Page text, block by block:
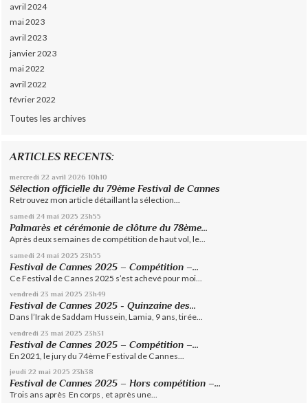
avril 2024
mai 2023
avril 2023
janvier 2023
mai 2022
avril 2022
février 2022
Toutes les archives
ARTICLES RECENTS:
mercredi 22 avril 2026 10h10
Sélection officielle du 79ème Festival de Cannes
Retrouvez mon article détaillant la sélection...
samedi 24 mai 2025 23h55
Palmarès et cérémonie de clôture du 78ème...
Après deux semaines de compétition de haut vol, le...
samedi 24 mai 2025 23h55
Festival de Cannes 2025 – Compétition –...
Ce Festival de Cannes 2025 s’est achevé pour moi...
vendredi 23 mai 2025 23h49
Festival de Cannes 2025 - Quinzaine des...
Dans l’Irak de Saddam Hussein, Lamia, 9 ans, tirée...
vendredi 23 mai 2025 23h31
Festival de Cannes 2025 – Compétition –...
En 2021, le jury du 74ème Festival de Cannes...
jeudi 22 mai 2025 23h38
Festival de Cannes 2025 – Hors compétition –...
Trois ans après En corps , et après une...